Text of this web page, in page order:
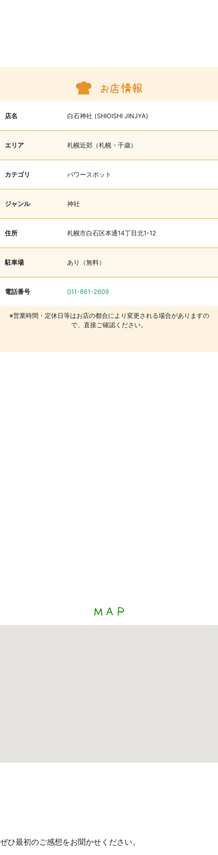
店名 白石神社 (SHIOISHI JINJYA)
エリア 札幌近郊（札幌・千歳）
カテゴリ パワースポット
ジャンル 神社
住所 札幌市白石区本通14丁目北1-12
駐車場 あり（無料）
電話番号 011-861-2609
※営業時間・定休日等はお店の都合により変更される場合がありますの
で、直接ご確認ください。
ぜひ最初のご感想をお聞かせください。